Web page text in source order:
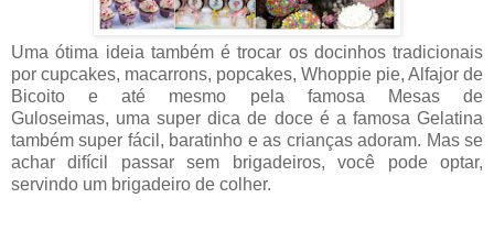
Uma ótima ideia também é trocar os docinhos tradicionais
por cupcakes, macarrons, popcakes, Whoppie pie, Alfajor de
Bicoito e até mesmo pela famosa
Mesas de
Guloseimas, uma super dica de doce é a famosa Gelatina
também super fácil, baratinho e as crianças adoram. Mas se
achar difícil passar sem brigadeiros, você pode optar,
servindo um brigadeiro de colher.